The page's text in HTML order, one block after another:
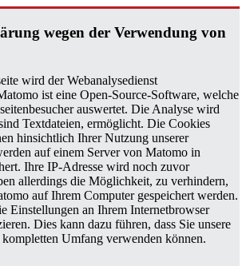
wegen der Ver­wen­dung von
wird der Webanalysedienst
ist eine Open-Source-Software, welche
auswertet. Die Analyse wird
Textdateien, ermöglicht. Die Cookies
hinsichtlich Ihrer Nutzung unserer
auf einem Server von Matomo in
Ihre IP-Adresse wird noch zuvor
allerdings die Möglichkeit, zu verhindern,
auf Ihrem Computer gespeichert werden.
Einstellungen an Ihrem Internetbrowser
Dies kann dazu führen, dass Sie unsere
Umfang verwenden können.